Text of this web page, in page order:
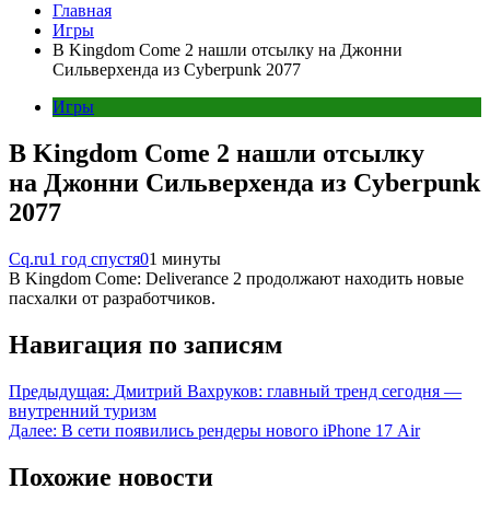
Главная
Игры
В Kingdom Come 2 нашли отсылку на Джонни
Сильверхенда из Cyberpunk 2077
Игры
В Kingdom Come 2 нашли отсылку
на Джонни Сильверхенда из Cyberpunk
2077
Cq.ru1 год спустя01 минуты
В Kingdom Come: Deliverance 2 продолжают находить новые
пасхалки от разработчиков.
Навигация по записям
Предыдущая: Дмитрий Вахруков: главный тренд сегодня —
внутренний туризм
Далее: В сети появились рендеры нового iPhone 17 Air
Похожие новости